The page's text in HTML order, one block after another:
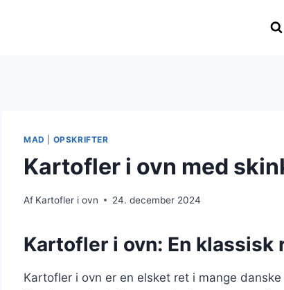
MAD OPSKRIFTER
Kartofler i ovn med
Af Kartofler i ovn 24. december 2024
Kartofler i ovn: En
Kartofler i ovn er en elsket ret i mange